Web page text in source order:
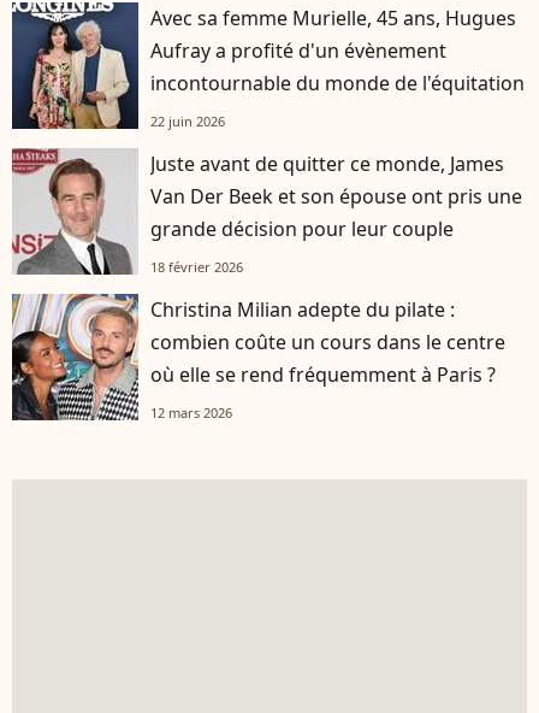
Avec sa femme Murielle, 45 ans, Hugues
Aufray a profité d'un évènement
incontournable du monde de l'équitation
22 juin 2026
Juste avant de quitter ce monde, James
Van Der Beek et son épouse ont pris une
grande décision pour leur couple
18 février 2026
Christina Milian adepte du pilate :
combien coûte un cours dans le centre
où elle se rend fréquemment à Paris ?
12 mars 2026